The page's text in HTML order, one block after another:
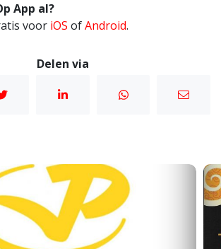
App al?
voor iOS ofAndroid.
Delen via